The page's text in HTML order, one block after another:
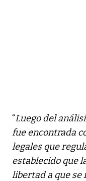
“Luego del
fue encontrada
legales que
establecido que
libertad a que se